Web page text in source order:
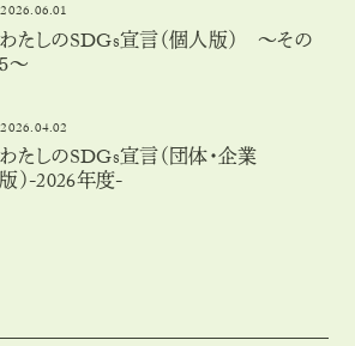
2026.06.01
わたしのSDGs宣言（個人版） 〜その
５〜
2026.04.02
わたしのSDGs宣言（団体・企業
版）-2026年度-